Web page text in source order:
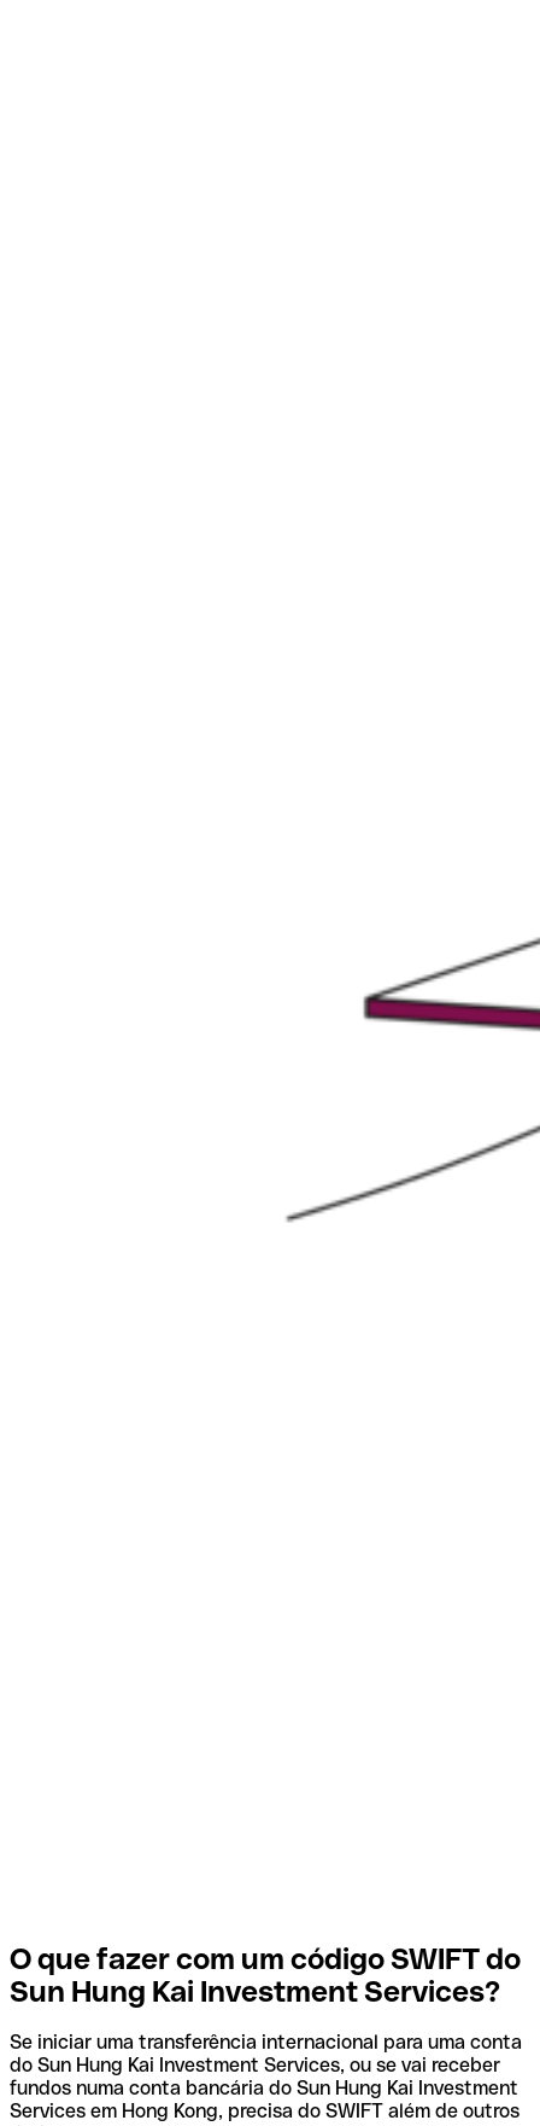
O que fazer com um código SWIFT do
Sun Hung Kai Investment Services?
Se iniciar uma transferência internacional para uma conta
do Sun Hung Kai Investment Services, ou se vai receber
fundos numa conta bancária do Sun Hung Kai Investment
Services em Hong Kong, precisa do SWIFT além de outros